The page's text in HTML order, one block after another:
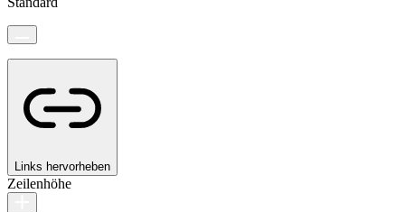
Links hervorheben
Zeilenhöhe